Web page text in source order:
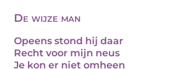
De wijze man
Opeens stond hij daar
Recht voor mijn neus
Je kon er niet omheen